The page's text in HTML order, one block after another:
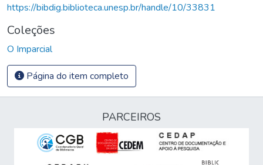
https://bibdig.biblioteca.unesp.br/handle/10/33831
Coleções
O Imparcial
Página do item completo
PARCEIROS